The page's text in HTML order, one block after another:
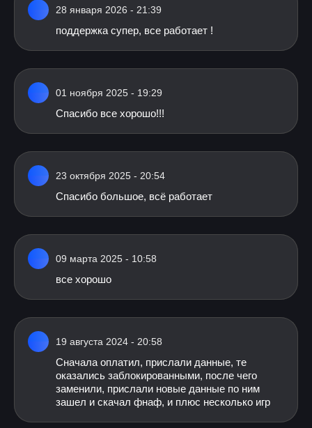
28 января 2026 - 21:39
поддержка супер, все работает !
01 ноября 2025 - 19:29
Спасибо все хорошо!!!
23 октября 2025 - 20:54
Спасибо большое, всё работает
09 марта 2025 - 10:58
все хорошо
19 августа 2024 - 20:58
Сначала оплатил, прислали данные, те
оказались заблокированными, после чего
заменили, прислали новые данные по ним
зашел и скачал фнаф, и плюс несколько игр